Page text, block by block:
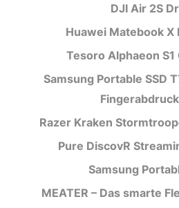
DJI Air 2S
Huawei Matebook X
Tesoro Alphaeon S1
Samsung Portable SSD
Razer Kraken
Pure DiscovR
Samsung
MEATER – Das smarte